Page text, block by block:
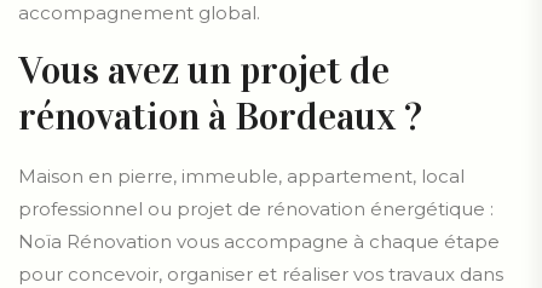
accompagnement global.
Vous avez un projet de
rénovation à Bordeaux ?
Maison en pierre, immeuble, appartement, local
professionnel ou projet de rénovation énergétique :
Noïa Rénovation vous accompagne à chaque étape
pour concevoir, organiser et réaliser vos travaux dans